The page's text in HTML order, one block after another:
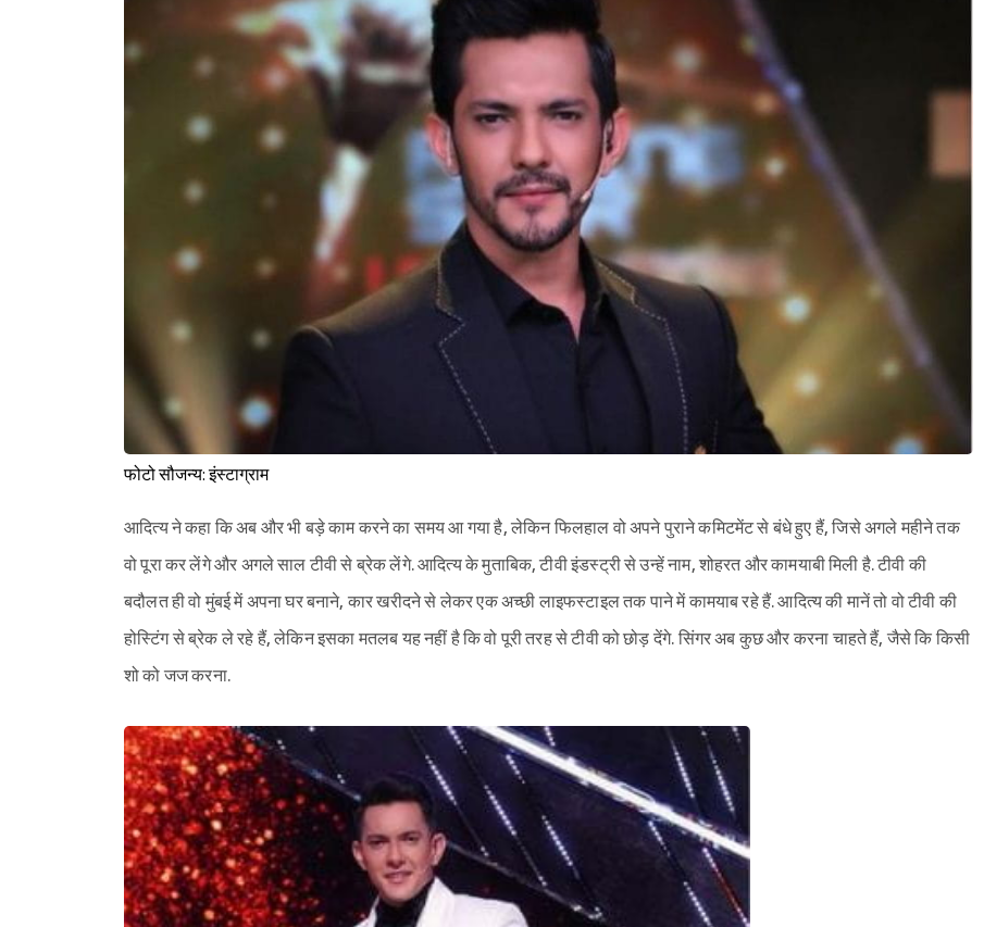
Sign in
फोटो सौजन्य: इंस्टाग्राम
आदित्य ने कहा कि अब और भी बड़े काम करने का समय आ गया है, लेकिन फिलहाल वो अपने पुराने कमिटमेंट से बंधे हुए हैं, जिसे अगले महीने तक
वो पूरा कर लेंगे और अगले साल टीवी से ब्रेक लेंगे. आदित्य के मुताबिक, टीवी इंडस्ट्री से उन्हें नाम, शोहरत और कामयाबी मिली है. टीवी की
बदौलत ही वो मुंबई में अपना घर बनाने, कार खरीदने से लेकर एक अच्छी लाइफस्टाइल तक पाने में कामयाब रहे हैं. आदित्य की मानें तो वो टीवी की
होस्टिंग से ब्रेक ले रहे हैं, लेकिन इसका मतलब यह नहीं है कि वो पूरी तरह से टीवी को छोड़ देंगे. सिंगर अब कुछ और करना चाहते हैं, जैसे कि किसी
शो को जज करना.